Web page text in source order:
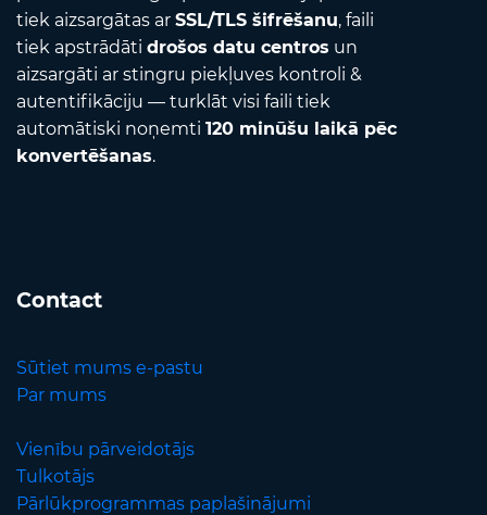
tiek aizsargātas ar SSL/TLS šifrēšanu, faili
tiek apstrādāti drošos datu centros un
aizsargāti ar stingru piekļuves kontroli &
autentifikāciju — turklāt visi faili tiek
automātiski noņemti 120 minūšu laikā pēc
konvertēšanas.
Contact
Sūtiet mums e-pastu
Par mums
Vienību pārveidotājs
Tulkotājs
Pārlūkprogrammas paplašinājumi